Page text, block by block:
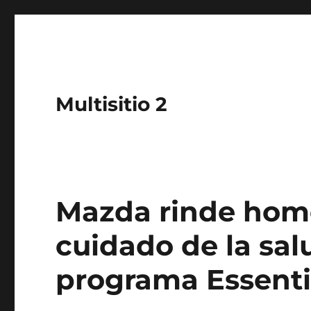
Multisitio 2
Mazda rinde
cuidado de la
programa